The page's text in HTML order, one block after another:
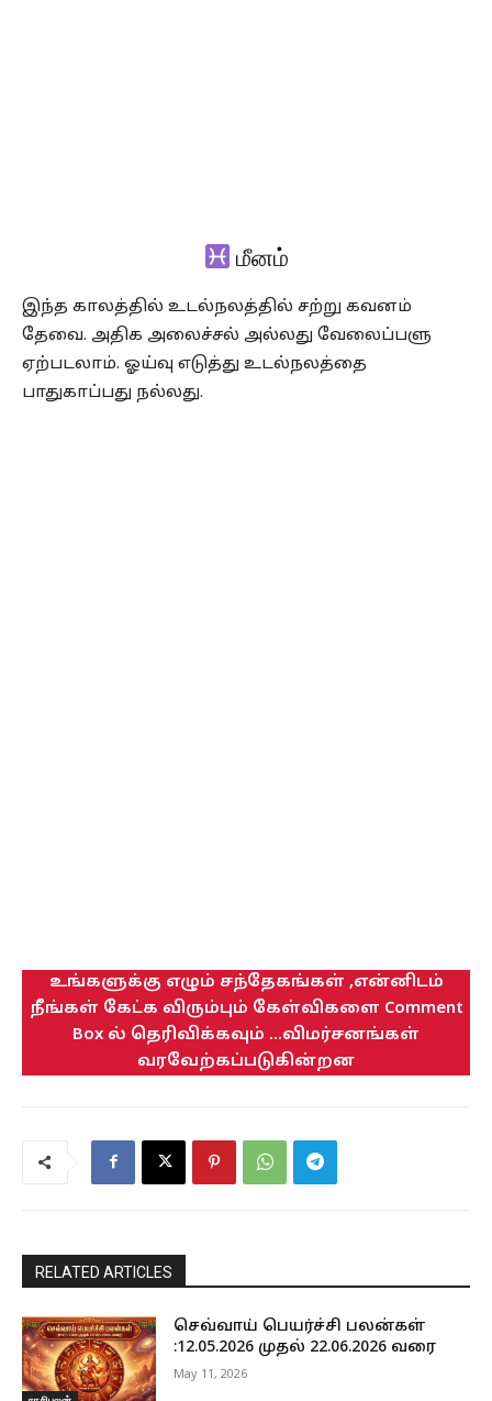
மீனம்
இந்த காலத்தில் உடல்நலத்தில் சற்று கவனம்
தேவை. அதிக அலைச்சல் அல்லது வேலைப்பளு
ஏற்படலாம். ஓய்வு எடுத்து உடல்நலத்தை
பாதுகாப்பது நல்லது.
உங்களுக்கு எழும் சந்தேகங்கள் ,என்னிடம்
நீங்கள் கேட்க விரும்பும் கேள்விகளை Comment
Box ல் தெரிவிக்கவும் ...விமர்சனங்கள்
வரவேற்கப்படுகின்றன
RELATED ARTICLES
செவ்வாய் பெயர்ச்சி பலன்கள்
:12.05.2026 முதல் 22.06.2026 வரை
May 11, 2026